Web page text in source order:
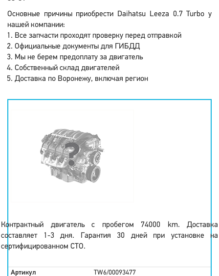
Основные причины приобрести Daihatsu Leeza 0.7 Turbo у
нашей компании:
Все запчасти проходят проверку перед отправкой
Официальные документы для ГИБДД
Мы не берем предоплату за двигатель
Собственный склад двигателей
Доставка по Воронежу, включая регион
Контрактный двигатель с пробегом 74000 km. Доставка
составляет 1-3 дня. Гарантия 30 дней при установке на
сертифицированном СТО.
Артикул TW6/00093477